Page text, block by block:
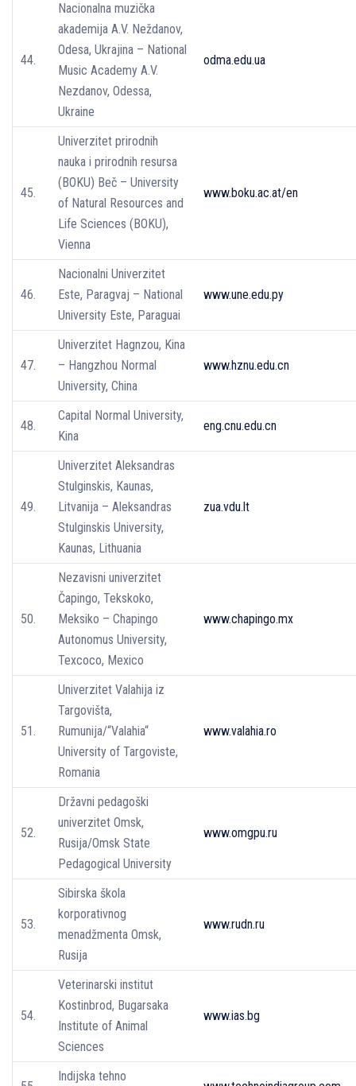
44.
Nacionalna muzička
akademija A.V. Neždanov,
Odesa, Ukrajina – National
Music Academy A.V.
Nezdanov, Odessa,
Ukraine
odma.edu.ua
45.
Univerzitet prirodnih
nauka i prirodnih resursa
(BOKU) Beč – University
of Natural Resources and
Life Sciences (BOKU),
Vienna
www.boku.ac.at/en
46.
Nacionalni Univerzitet
Este, Paragvaj – National
University Este, Paraguai
www.une.edu.py
47.
Univerzitet Hagnzou, Kina
– Hangzhou Normal
University, China
www.hznu.edu.cn
48.
Capital Normal University,
Kina
eng.cnu.edu.cn
49.
Univerzitet Aleksandras
Stulginskis, Kaunas,
Litvanija – Aleksandras
Stulginskis University,
Kaunas, Lithuania
zua.vdu.lt
50.
Nezavisni univerzitet
Čapingo, Tekskoko,
Meksiko – Chapingo
Autonomus University,
Texcoco, Mexico
www.chapingo.mx
51.
Univerzitet Valahija iz
Targovišta,
Rumunija/“Valahia“
University of Targoviste,
Romania
www.valahia.ro
52.
Državni pedagoški
univerzitet Omsk,
Rusija/Omsk State
Pedagogical University
www.omgpu.ru
53.
Sibirska škola
korporativnog
menadžmenta Omsk,
Rusija
www.rudn.ru
54.
Veterinarski institut
Kostinbrod, Bugarsaka
Institute of Animal
Sciences
www.ias.bg
Indijska tehno